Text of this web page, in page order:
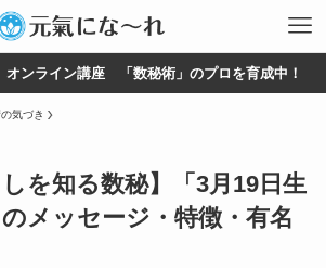
オンライン講座 「数秘術」のプロを育成中！
気づき
しを知る数秘】「3月19日生
メッセージ・特徴・有名